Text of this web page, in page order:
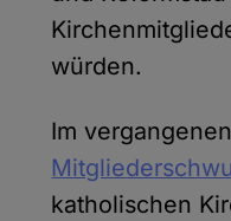
würden.
Im
katholischen